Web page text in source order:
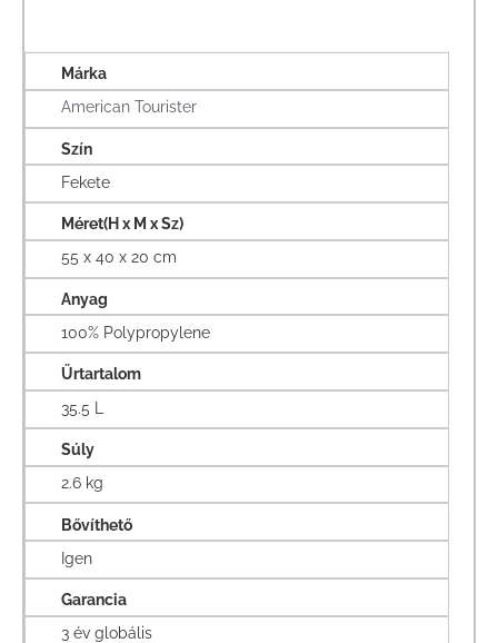
Márka
American Tourister
Szín
Fekete
Méret(H x M x Sz)
55 x 40 x 20 cm
Anyag
100% Polypropylene
Űrtartalom
35.5 L
Súly
2.6 kg
Bővíthető
Igen
Garancia
3 év globális